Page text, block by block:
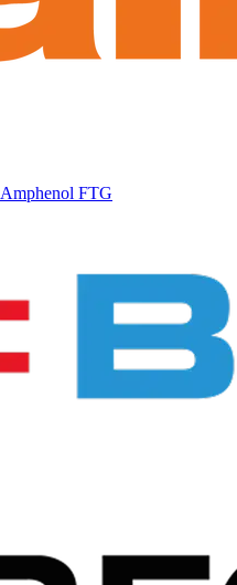
Amphenol FTG